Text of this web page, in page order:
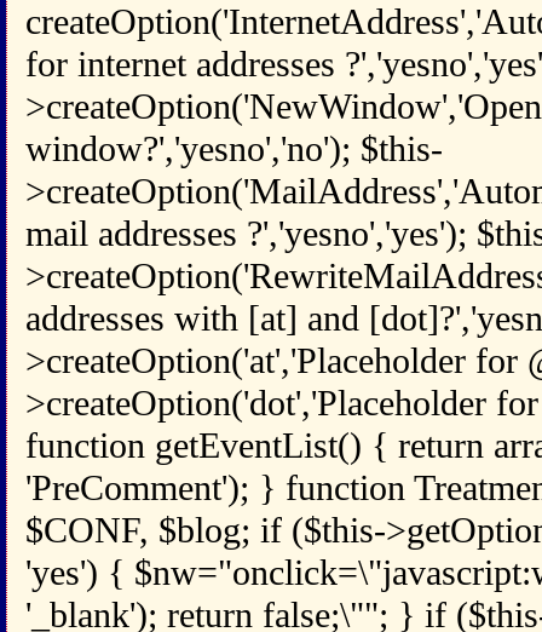
for internet addresses
window?','yesno','no'); $this-
mail addresses ?','yesno','yes');
addresses with [at] and
>createOption('at','Placeholder for
>createOption('dot','Placeholder
function getEventList() { return
'PreComment'); } function
$CONF, $blog; if ($this-
'yes') {
'_blank'); return false;\""; } if